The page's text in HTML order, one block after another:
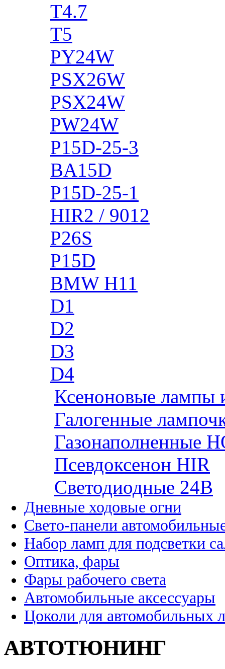
T4.7
T5
PY24W
PSX26W
PSX24W
PW24W
P15D-25-3
BA15D
P15D-25-1
HIR2 / 9012
P26S
P15D
BMW H11
D1
D2
D3
D4
Ксеноновые лампы
Галогенные
Газонаполненные
Псевдоксенон HIR
Cветодиодные 24B
Дневные ходовые огни
Свето-панели
Набор ламп для подсветки
Оптика, фары
Фары рабочего света
Автомобильные аксессуары
Цоколи для автомобильных
АВТОТЮНИНГ